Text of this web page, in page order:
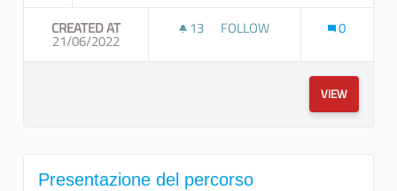
CREATED AT
21/06/2022
13 13 FOLLOWERS
FOLLOW 0
VIEW
Presentazione del percorso